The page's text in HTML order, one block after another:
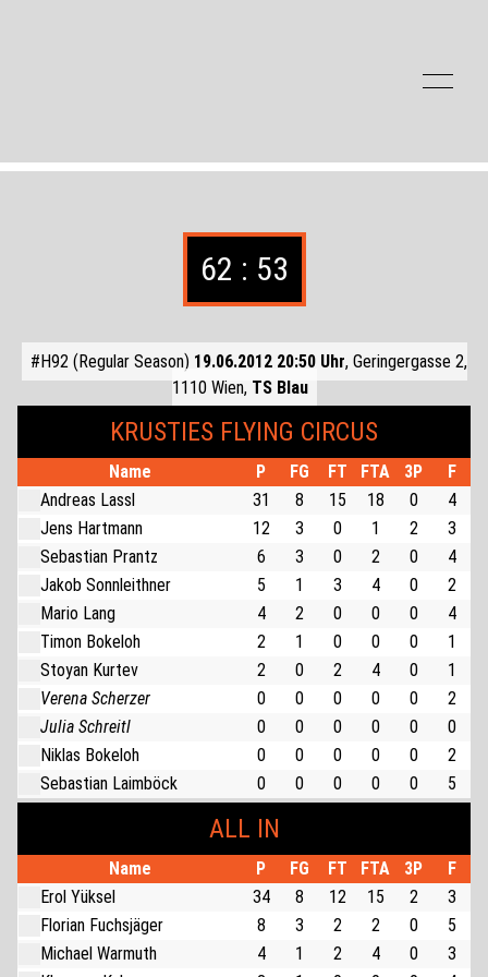
62 : 53
#H92 (Regular Season) 19.06.2012 20:50 Uhr, Geringergasse 2,
1110 Wien, TS Blau
KRUSTIES FLYING CIRCUS
Name P FG FT FTA 3P
F
Andreas Lassl
31 8 15 18 0
4
Jens Hartmann
12 3 0 1 2
3
Sebastian Prantz
6 3 0 2 0
4
Jakob Sonnleithner
5 1 3 4 0
2
Mario Lang
4 2 0 0 0
4
Timon Bokeloh
2 1 0 0 0
1
Stoyan Kurtev
2 0 2 4 0
1
Verena Scherzer
0 0 0 0 0
2
Julia Schreitl
0 0 0 0 0
0
Niklas Bokeloh
0 0 0 0 0
2
Sebastian Laimböck
0 0 0 0 0 5
ALL IN
Name P FG FT FTA 3P
F
Erol Yüksel
34 8 12 15 2
3
Florian Fuchsjäger
8 3 2 2 0
5
Michael Warmuth
4 1 2 4 0
3